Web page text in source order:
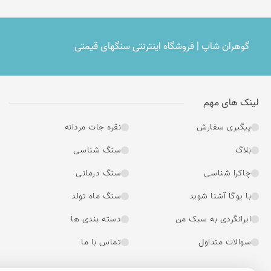
برزیل
افریقا
روسیه
افریقای جنوبی - نامبیا
ایران -نیشابور
گوهران شاپ | فروشگاه اینترنتی سنگهای قیمتی
لینک های مهم
پیگیری سفارش
نقره جات مردانه
بلاگ
سنگ شناسی
چاکرا شناسی
سنگ درمانی
با یوگا آشنا شوید
سنگ ماه تولد
ایرانگردی به سبک من
دسته بندی ها
سوالات متداول
تماس با ما